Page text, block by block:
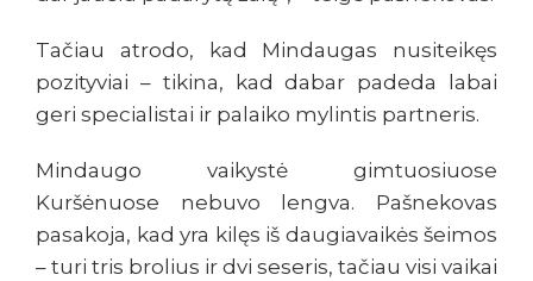
Tačiau atrodo, kad Mindaugas nusiteikęs
pozityviai – tikina, kad dabar padeda labai
geri specialistai ir palaiko mylintis partneris.
Mindaugo vaikystė gimtuosiuose
Kuršėnuose nebuvo lengva. Pašnekovas
pasakoja, kad yra kilęs iš daugiavaikės šeimos
– turi tris brolius ir dvi seseris, tačiau visi vaikai